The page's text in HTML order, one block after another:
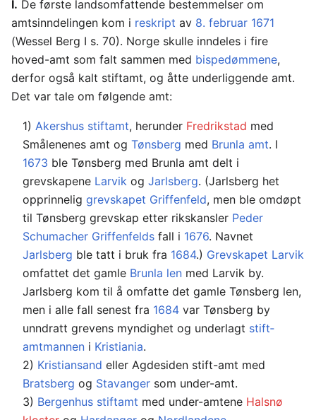
I. De første landsomfattende bestemmelser om
amtsinndelingen kom i reskript av 8. februar 1671
(Wessel Berg I s. 70). Norge skulle inndeles i fire
hoved-amt som falt sammen med bispedømmene,
derfor også kalt stiftamt, og åtte underliggende amt.
Det var tale om følgende amt:
1) Akershus stiftamt, herunder Fred­rikstad med
Smålenenes amt og Tønsberg med Brunla amt. I
1673 ble Tønsberg med Brunla amt delt i
grevskapene Larvik og Jarlsberg. (Jarlsberg het
opprinnelig grevskapet Griffenfeld, men ble omdøpt
til Tønsberg grevskap etter rikskansler Peder
Schumacher Griffenfelds fall i 1676. Navnet
Jarlsberg ble tatt i bruk fra 1684.) Grevskapet Larvik
omfattet det gamle Brunla len med Larvik by.
Jarlsberg kom til å omfatte det gamle Tønsberg len,
men i alle fall senest fra 1684 var Tønsberg by
unndratt grevens myndighet og underlagt stift­
amtmannen i Kristiania.
2) Kristiansand eller Agdesiden stift-amt med
Bratsberg og Stavanger som under-amt.
3) Bergenhus stiftamt med under-amtene Halsnø